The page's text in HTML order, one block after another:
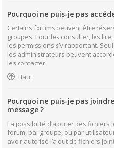
Pourquoi ne puis-je pas
Certains forums peuvent être
groupes. Pour les consulter, les
les permissions s’y rapportant.
les administrateurs peuvent
les contacter.
Haut
Pourquoi ne puis-je pas
message ?
La possibilité d’ajouter des
forum, par groupe, ou par
avoir autorisé l’ajout de fichiers